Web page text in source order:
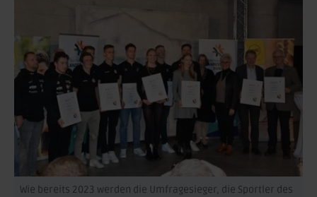
Wie bereits 2023 werden die Umfragesieger, die Sportler des